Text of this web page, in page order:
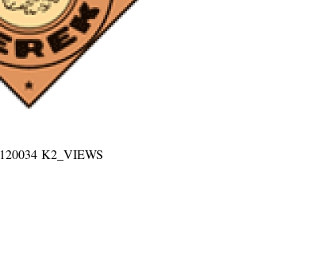
120034 K2_VIEWS